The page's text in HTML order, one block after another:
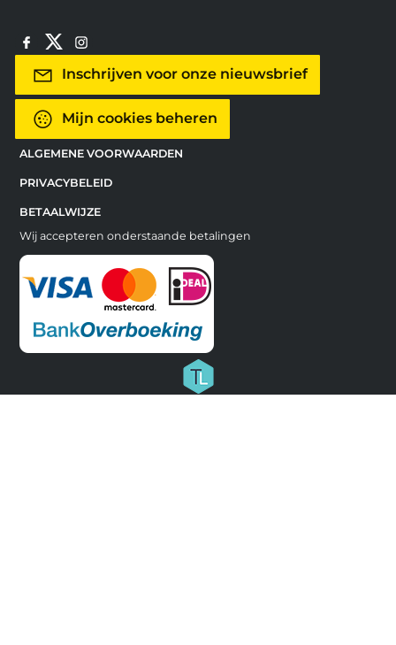
Inschrijven voor onze nieuwsbrief
Mijn cookies beheren
ALGEMENE VOORWAARDEN
PRIVACYBELEID
BETAALWIJZE
Wij accepteren onderstaande betalingen